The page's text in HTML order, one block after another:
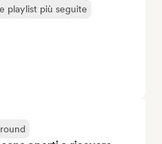
playlist più seguite